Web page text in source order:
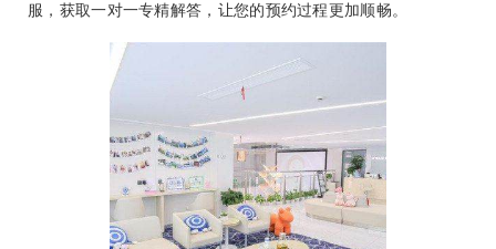
服，获取一对一专精解答，让您的预约过程更加顺畅。